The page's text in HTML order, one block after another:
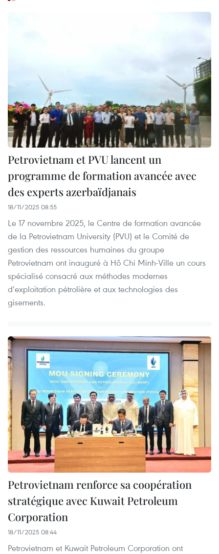
Petrovietnam et PVU lancent un
programme de formation avancée avec
des experts azerbaïdjanais
18/11/2025 08:55
Le 17 novembre 2025, le Centre de formation avancée
de la Petrovietnam University (PVU) et le Comité de
gestion des ressources humaines du groupe
Petrovietnam ont inauguré à Hô Chi Minh-Ville un cours
spécialisé consacré aux méthodes modernes
d’exploitation pétrolière et aux technologies des
gisements.
Petrovietnam renforce sa coopération
stratégique avec Kuwait Petroleum
Corporation
18/11/2025 08:44
Petrovietnam et Kuwait Petroleum Corporation ont